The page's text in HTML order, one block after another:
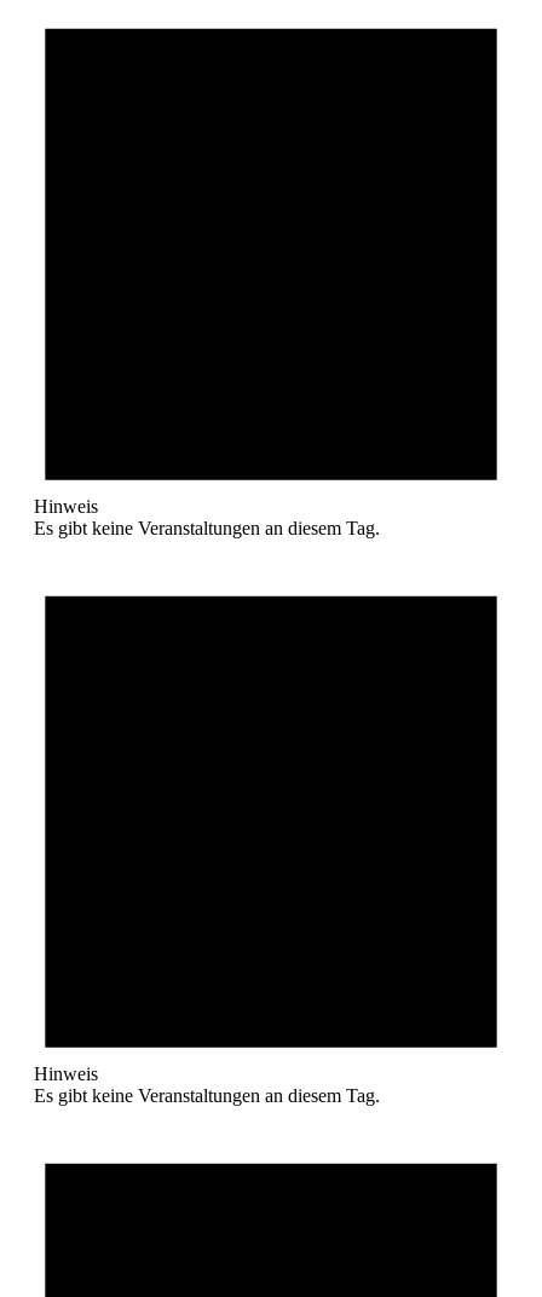
Hinweis
Es gibt keine Veranstaltungen an diesem Tag.
Hinweis
Es gibt keine Veranstaltungen an diesem Tag.